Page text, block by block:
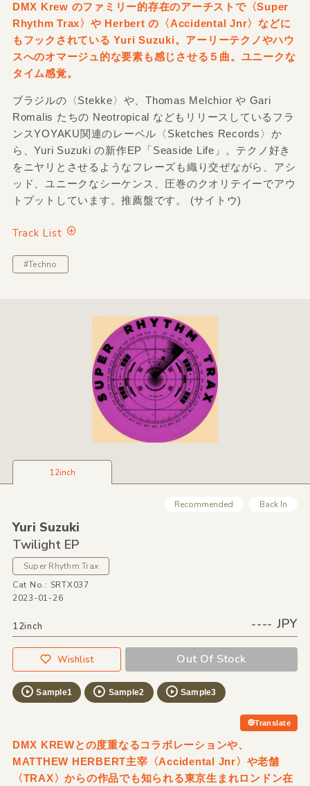
DMX Krew のファミリー的存在のアーチストで〈Super
Rhythm Trax〉や Herbert の〈Accidental Jnr〉などに
もフックされている Yuri Suzuki。アーリーテクノやハウ
スへのオマージュ的な要素も感じさせる５曲。ユニークな
タイム感覚。
ブラジルの〈Stekke〉や、Thomas Melchior や Gari
Romalis たちの Neotropical などもリリースしているフラ
ンスYOYAKU関連のレーベル〈Sketches Records〉か
ら、Yuri Suzuki の新作EP「Seaside Life」。テクノ好き
をニヤリとさせるようなフレーズも織り交ぜながら、アシ
ッド、ユニークなシーケンス、圧巻のクオリテイーでアウ
トプットしています。推薦盤です。 (サイトウ)
Track List
#Techno
12inch
Recommended Back In
Yuri Suzuki
Twilight EP
Super Rhythm Trax
Cat No.: SRTX037
2023-01-26
12inch ---- JPY
Wishlist Out Of Stock
Sample1 Sample2 Sample3
Translate
DMX KREWとの度重なるコラボレーションや、
MATTHEW HERBERT主宰〈Accidental Jnr〉や老舗
〈TRAX〉からの作品でも知られる東京生まれロンドン在